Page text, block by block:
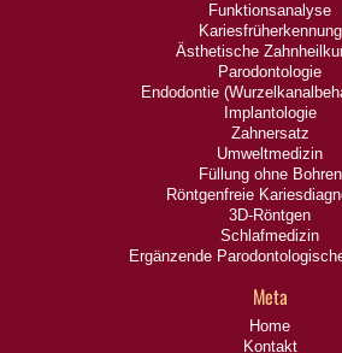
Funktionsanalyse
Kariesfrüherkennung
Ästhetische
Parodontologie
Endodontie
Implantologie
Zahnersatz
Umweltmedizin
Füllung ohne Bohren
Röntgenfreie
3D-Röntgen
Schlafmedizin
Ergänzende
Meta
Home
Kontakt